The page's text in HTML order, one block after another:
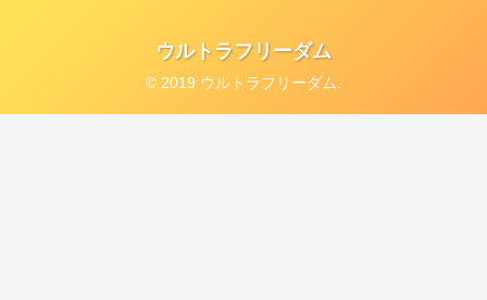
ウルトラフリーダム
© 2019 ウルトラフリーダム.